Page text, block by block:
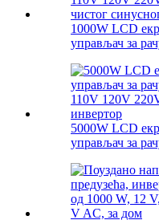
1000W LCD
управљач за
5000W LCD
управљач за